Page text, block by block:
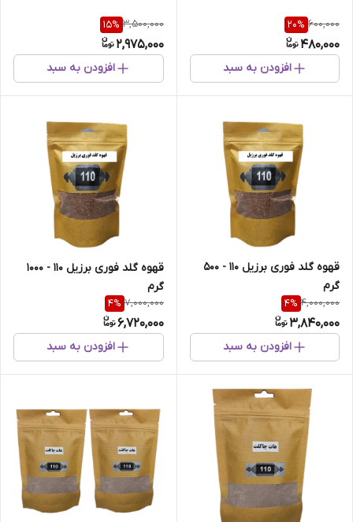
600,000
20%
480,000
افزودن به سبد
3,500,000
15%
2,975,000
افزودن به سبد
قهوه گلد فوری برزیل 110 - 500
گرم
4,000,000
4%
3,840,000
افزودن به سبد
قهوه گلد فوری برزیل 110 - 1000
گرم
7,000,000
4%
6,720,000
افزودن به سبد